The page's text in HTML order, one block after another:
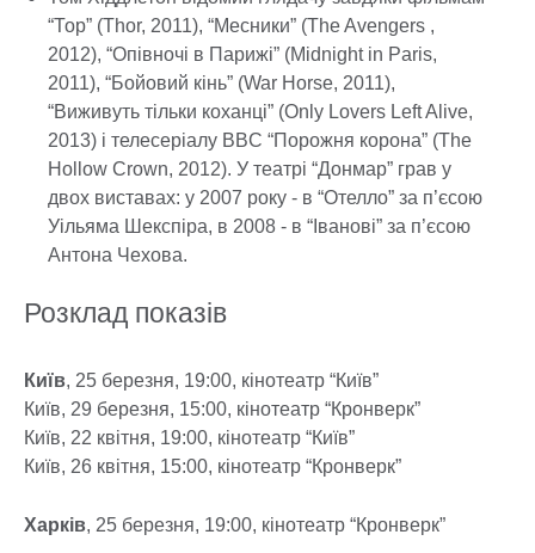
“Тор” (Thor, 2011), “Месники” (The Avengers ,
2012), “Опівночі в Парижі” (Midnight in Paris,
2011), “Бойовий кінь” (War Horse, 2011),
“Виживуть тільки коханці” (Only Lovers Left Alive,
2013) і телесеріалу BBC “Порожня корона” (The
Hollow Crown, 2012). У театрі “Донмар” грав у
двох виставах: у 2007 року - в “Отелло” за п’єсою
Уільяма Шекспіра, в 2008 - в “Іванові” за п’єсою
Антона Чехова.
Розклад показів
Київ, 25 березня, 19:00, кінотеатр “Київ”
Київ, 29 березня, 15:00, кінотеатр “Кронверк”
Київ, 22 квітня, 19:00, кінотеатр “Київ”
Київ, 26 квітня, 15:00, кінотеатр “Кронверк”
Харків, 25 березня, 19:00, кінотеатр “Кронверк”